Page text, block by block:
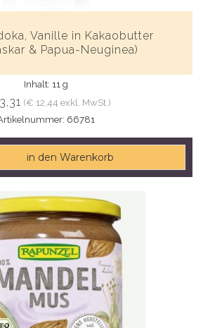
Vanille in Kakaobutter
& Papua-Neuginea)
Inhalt: 11 g
(€ 12,44 exkl. MwSt.)
66781
in den Warenkorb